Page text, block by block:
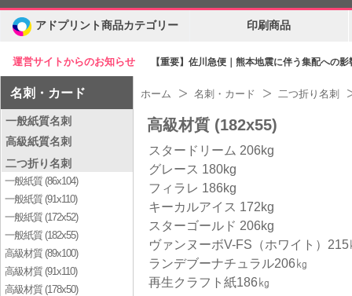
運営サイトからのお知らせ 【重要】佐川急便｜熊本地震に伴う集配への
アドプリント商品カテゴリー 印刷商品
名刺・カード
一般紙質名刺
高級紙質名刺
二つ折り名刺
一般紙質 (86x104)
一般紙質 (91x110)
一般紙質 (172x52)
一般紙質 (182x55)
高級材質 (89x100)
高級材質 (91x110)
高級材質 (178x50)
ホーム 名刺・カード 二つ折り名刺
高級材質 (182x55)
スタードリーム 206kg
グレース 180kg
フィラレ 186kg
キーカルアイス 172kg
スターゴールド 206kg
ヴァンヌーボV-FS（ホワイト）215
ランデブーナチュラル206㎏
再生クラフト紙186㎏